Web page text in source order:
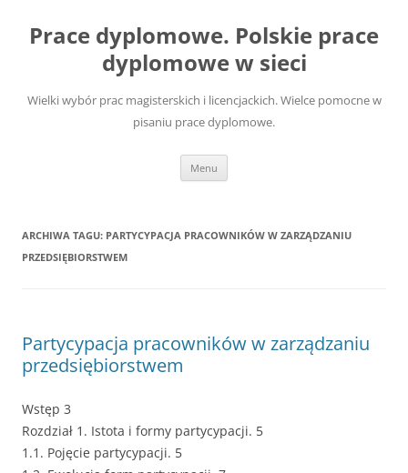
treści
Prace dyplomowe. Polskie prace
dyplomowe w sieci
Wielki wybór prac magisterskich i licencjackich. Wielce pomocne w
pisaniu prace dyplomowe.
Menu
ARCHIWA TAGU: PARTYCYPACJA PRACOWNIKÓW W ZARZĄDZANIU
PRZEDSIĘBIORSTWEM
Partycypacja pracowników w zarządzaniu
przedsiębiorstwem
Wstęp 3
Rozdział 1. Istota i formy partycypacji. 5
1.1. Pojęcie partycypacji. 5